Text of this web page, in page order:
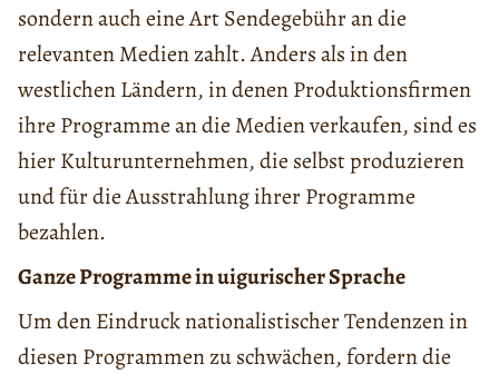
sondern auch eine Art Sendegebühr an die
relevanten Medien zahlt. Anders als in den
westlichen Ländern, in denen Produktionsfirmen
ihre Programme an die Medien verkaufen, sind es
hier Kulturunternehmen, die selbst produzieren
und für die Ausstrahlung ihrer Programme
bezahlen.
Ganze Programme in uigurischer Sprache
Um den Eindruck nationalistischer Tendenzen in
diesen Programmen zu schwächen, fordern die